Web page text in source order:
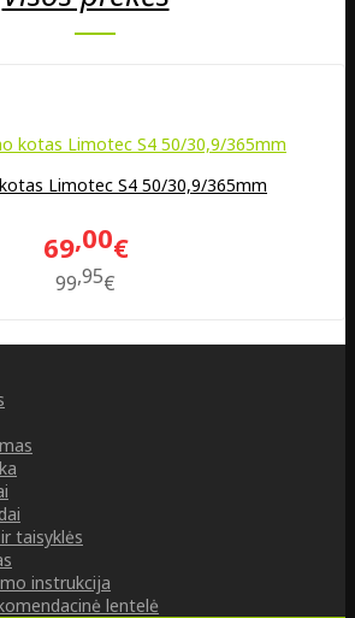
Limotec S4 50/30,9/365mm
69 00€
99 95€
taisyklės
instrukcija
lentelė